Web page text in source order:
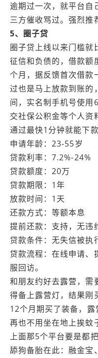
逾期过一次，就平台自
三方催收骂过。强烈推
5、圈子贷
圈子贷上线以来门槛就
征信和负债的，借款额
个月，据反馈首次借款
过也是马上放款到账的
间，实名制手机号使用
交社保公积金等个人资
通过最快1分钟就能下款
申请年龄：23-55岁
贷款利率：7.2%-24%
贷款额度：20万
贷款期限：1年
放款时间：1天
还款方式：等额本息
提前还款：支持，无违
贷款条件：无失信被执
贷款流程：在线申请、
服回访。
和朋友约好去露营，需
得备上露营灯，结果刚
12个月期买了装备，露
再也不用坐在地上挨蚊
上面那5个平台要是都
舔狗备胎在此：融金宝